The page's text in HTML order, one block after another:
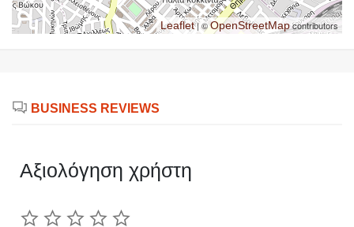
Leaflet| ©OpenStreetMapcontributors
BUSINESS REVIEWS
Αξιολόγηση χρήστη